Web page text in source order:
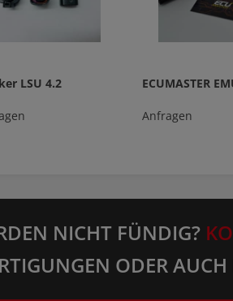
LSU 4.2 ECUMASTER
Anfragen
NICHT FÜNDIG?
ODER